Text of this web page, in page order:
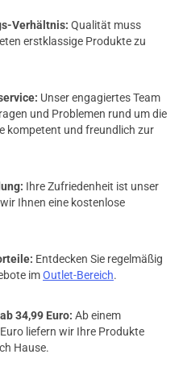
next
Verhältnis: Qualität muss
erstklassige Produkte zu
Unser engagiertes Team
und Problemen rund um die
kompetent und freundlich zur
Ihre Zufriedenheit ist unser
Ihnen eine kostenlose
Entdecken Sie regelmäßig
imOutlet-Bereich.
34,99 Euro: Ab einem
liefern wir Ihre Produkte
Hause.